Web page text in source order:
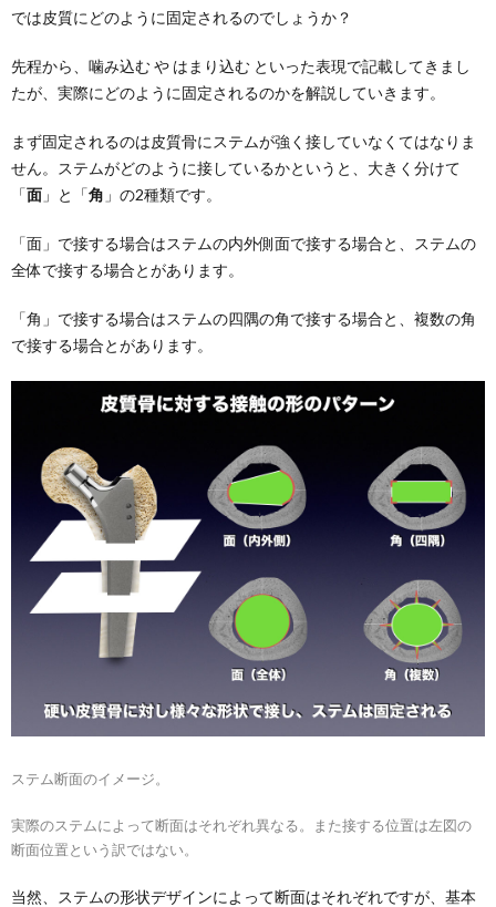
では皮質にどのように固定されるのでしょうか？
先程から、噛み込む や はまり込む といった表現で記載してきまし
たが、実際にどのように固定されるのかを解説していきます。
まず固定されるのは皮質骨にステムが強く接していなくてはなりま
せん。ステムがどのように接しているかというと、大きく分けて
「面 」と「角 」の2種類です。
「面」で接する場合はステムの内外側面で接する場合と、ステムの
全体で接する場合とがあります。
「角」で接する場合はステムの四隅の角で接する場合と、複数の角
で接する場合とがあります。
ステム断面のイメージ。
実際のステムによって断面はそれぞれ異なる。また接する位置は左図の
断面位置という訳ではない。
当然、ステムの形状デザインによって断面はそれぞれですが、基本